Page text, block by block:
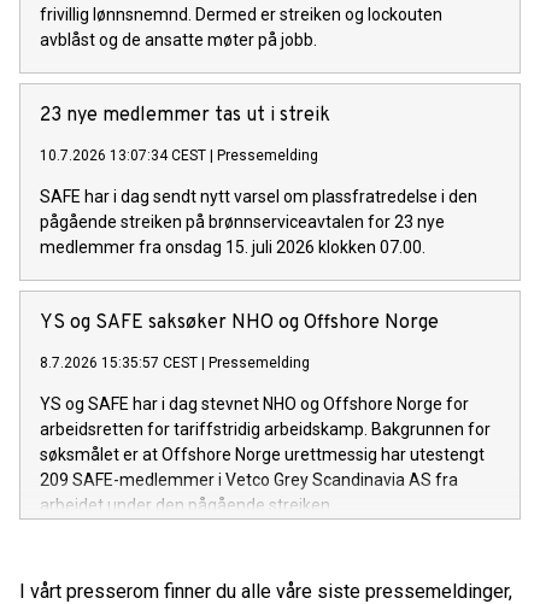
frivillig lønnsnemnd. Dermed er streiken og lockouten
avblåst og de ansatte møter på jobb.
23 nye medlemmer tas ut i streik
10.7.2026 13:07:34 CEST Pressemelding
SAFE har i dag sendt nytt varsel om plassfratredelse i den
pågående streiken på brønnserviceavtalen for 23 nye
medlemmer fra onsdag 15. juli 2026 klokken 07.00.
YS og SAFE saksøker NHO og Offshore Norge
8.7.2026 15:35:57 CEST Pressemelding
YS og SAFE har i dag stevnet NHO og Offshore Norge for
arbeidsretten for tariffstridig arbeidskamp. Bakgrunnen for
søksmålet er at Offshore Norge urettmessig har utestengt
209 SAFE-medlemmer i Vetco Grey Scandinavia AS fra
arbeidet under den pågående streiken.
I vårt presserom finner du alle våre siste pressemeldinger,